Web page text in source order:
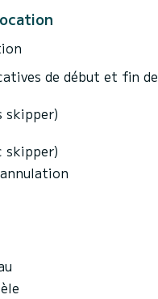
de début et fin de
skipper)
skipper)